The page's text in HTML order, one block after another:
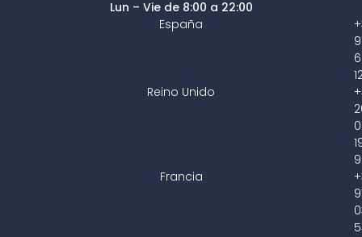
Lun – Vie de 8:00 a 22:00
España
Reino Unido
Francia